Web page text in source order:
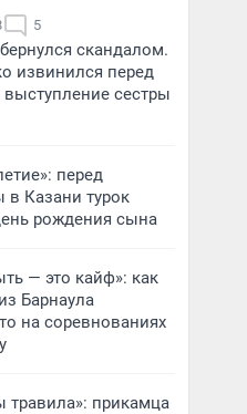
5
скандалом.
извинился перед
сестры
перед
Казани турок
рождения сына
— это кайф»: как
Барнаула
на соревнованиях
травила»: прикамца